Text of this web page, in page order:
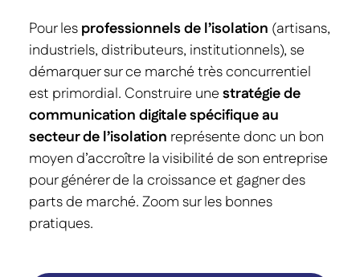
Pour lesprofessionnels de l’isolation (artisans,
industriels, distributeurs, institutionnels), se
démarquer sur ce marché très concurrentiel
est primordial. Construire unestratégie de
communication digitale spécifique au
secteur de l’isolation représente donc un bon
moyen d’accroître la visibilité de son entreprise
pour générer de la croissance et gagner des
parts de marché. Zoom sur les bonnes
pratiques.